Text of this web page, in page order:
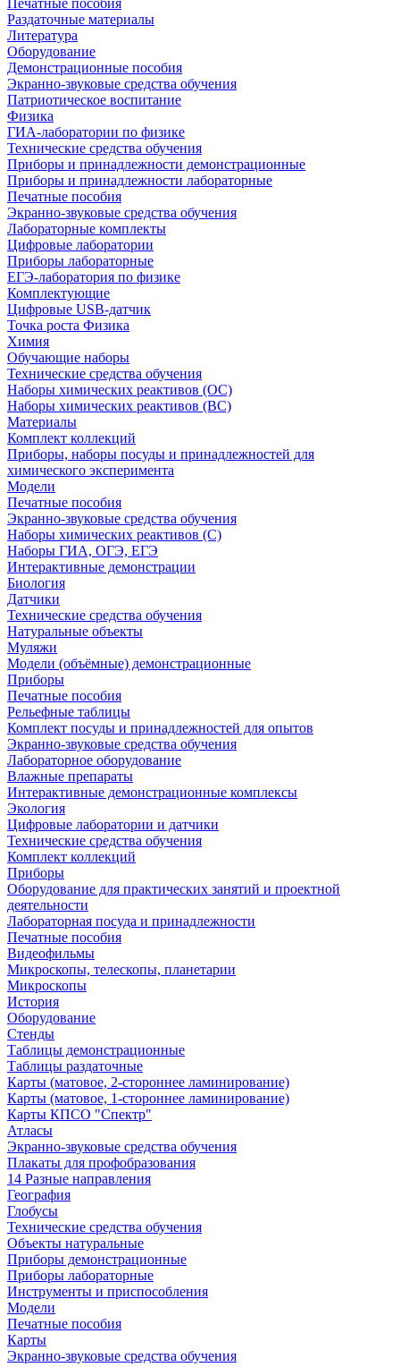
Печатные пособия
Раздаточные материалы
Литература
Оборудование
Демонстрационные пособия
Экранно-звуковые средства обучения
Патриотическое воспитание
Физика
ГИА-лаборатории по физике
Технические средства обучения
Приборы и принадлежности демонстрационные
Приборы и принадлежности лабораторные
Печатные пособия
Экранно-звуковые средства обучения
Лабораторные комплекты
Цифровые лаборатории
Приборы лабораторные
ЕГЭ-лаборатория по физике
Комплектующие
Цифровые USB-датчик
Точка роста Физика
Химия
Обучающие наборы
Технические средства обучения
Наборы химических реактивов (ОС)
Наборы химических реактивов (ВС)
Материалы
Комплект коллекций
Приборы, наборы посуды и принадлежностей для
химического эксперимента
Модели
Печатные пособия
Экранно-звуковые средства обучения
Наборы химических реактивов (С)
Наборы ГИА, ОГЭ, ЕГЭ
Интерактивные демонстрации
Биология
Датчики
Технические средства обучения
Натуральные объекты
Муляжи
Модели (объёмные) демонстрационные
Приборы
Печатные пособия
Рельефные таблицы
Комплект посуды и принадлежностей для опытов
Экранно-звуковые средства обучения
Лабораторное оборудование
Влажные препараты
Интерактивные демонстрационные комплексы
Экология
Цифровые лаборатории и датчики
Технические средства обучения
Комплект коллекций
Приборы
Оборудование для практических занятий и проектной
деятельности
Лабораторная посуда и принадлежности
Печатные пособия
Видеофильмы
Микроскопы, телескопы, планетарии
Микроскопы
История
Оборудование
Стенды
Таблицы демонстрационные
Таблицы раздаточные
Карты (матовое, 2-стороннее ламинирование)
Карты (матовое, 1-стороннее ламинирование)
Карты КПСО "Спектр"
Атласы
Экранно-звуковые средства обучения
Плакаты для профобразования
14 Разные направления
География
Глобусы
Технические средства обучения
Объекты натуральные
Приборы демонстрационные
Приборы лабораторные
Инструменты и приспособления
Модели
Печатные пособия
Карты
Экранно-звуковые средства обучения